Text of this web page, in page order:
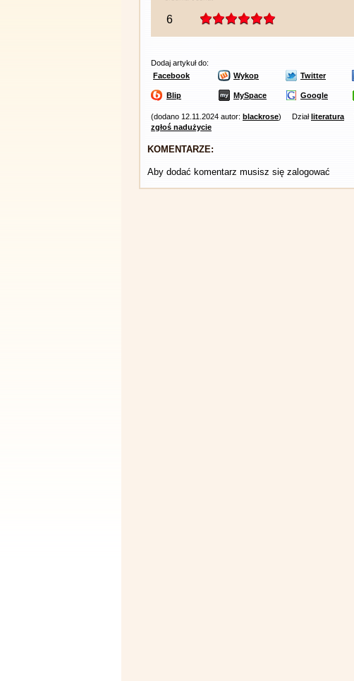
6
Dodaj artykuł do:
Facebook
Wykop Twitter
Blip MySpace Google
(dodano 12.11.2024 autor: blackrose) Działliteratura
zgłoś nadużycie
KOMENTARZE:
Aby dodać komentarz musisz się zalogować